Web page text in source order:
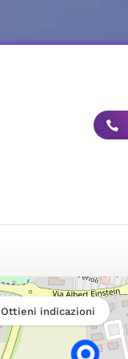
Ottieni indicazioni